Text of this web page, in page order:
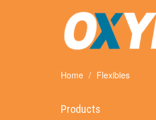
Home Flexibles
Products